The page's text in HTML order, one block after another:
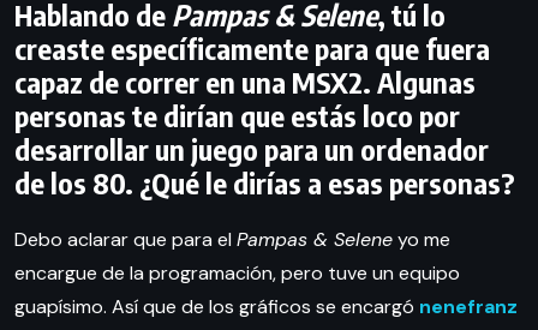
Hablando de Pampas & Selene, tú lo
creaste específicamente para que fuera
capaz de correr en una MSX2. Algunas
personas te dirían que estás loco por
desarrollar un juego para un ordenador
de los 80. ¿Qué le dirías a esas personas?
Debo aclarar que para el Pampas & Seleneyo me
encargue de la programación, pero tuve un equipo
guapísimo. Así que de los gráficos se encargó nenefranz